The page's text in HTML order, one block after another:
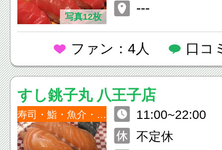
写真12枚
---
ファン：4人 口コ
すし銚子丸 八王子店
寿司・鮨・魚介・海鮮
11:00~22:00
不定休